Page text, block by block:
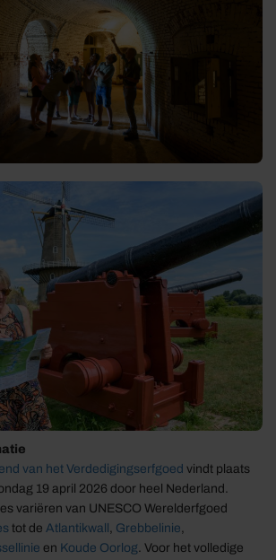
van het Verdedigingserfgoed vindt plaats
19 april 2026 door heel Nederland.
variëren van UNESCO Werelderfgoed
tot de Atlantikwall , Grebbelinie,
en Koude Oorlog. Voor het volledige